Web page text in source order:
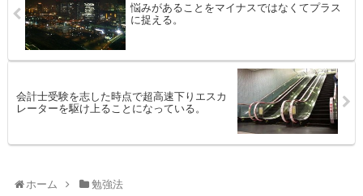
悩みがあることをマイナスではなくてプラス
に捉える。
会計士受験を志した時点で超高速下りエスカ
レーターを駆け上ることになっている。
ホーム 勉強法